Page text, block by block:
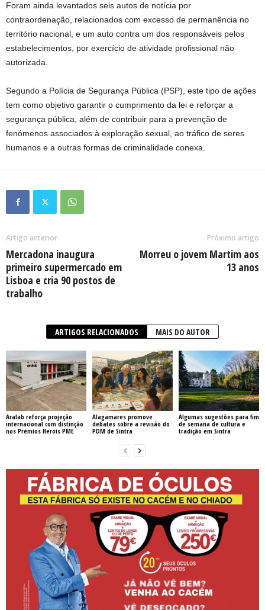
Foram ainda levantados seis autos de notícia por
contraordenação, relacionados com excesso de permanência no
território nacional, e um auto contra um dos responsáveis pelos
estabelecimentos, por exercício de atividade profissional não
autorizada.
Segundo a Polícia de Segurança Pública (PSP), este tipo de ações
tem como objetivo garantir o cumprimento da lei e reforçar a
segurança pública, além de contribuir para a prevenção de
fenómenos associados à exploração sexual, ao tráfico de seres
humanos e a outras formas de criminalidade conexa.
Artigo anterior
Mercadona inaugura
primeiro supermercado em
Lisboa e cria 90 postos de
trabalho
Próximo artigo
Morreu o jovem Martim aos
13 anos
ARTIGOS RELACIONADOS MAIS DO AUTOR
Aralab reforça projeção
internacional com distinção
nos Prémios Heróis PME
Alagamares promove
debates sobre a revisão do
PDM de Sintra
Algumas sugestões para fim
de semana de cultura e
tradição em Sintra